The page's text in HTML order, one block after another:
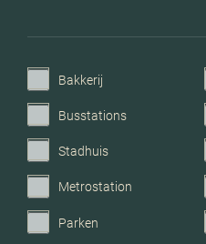
C.v.-ketel bouwjaar
Voorzieningen
Parkeerfaciliteiten
Bakkerij
Busstations
Stadhuis
Metrostation
Parken